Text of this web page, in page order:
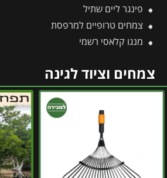
פינגר ליים שתיל
צמחים טרופיים למרפסת
מנגו קלאסי רשמי
צמחים וציוד לגינה